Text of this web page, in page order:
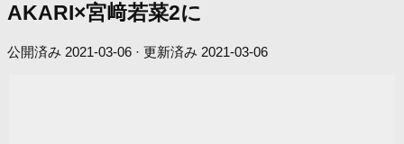
AKARI×宮﨑若菜2に
公開済み 2021-03-06 · 更新済み 2021-03-06